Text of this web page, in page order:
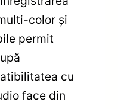
color și
permit
cu
face din